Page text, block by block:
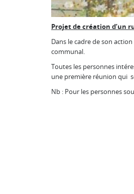
Projet de création d’un
Dans le cadre de son
communal.
Toutes les personnes
une première réunion qui
Nb : Pour les personnes